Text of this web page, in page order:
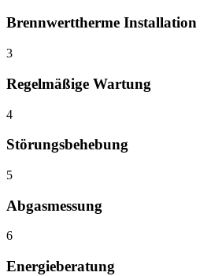
Brennwerttherme Installation
3
Regelmäßige Wartung
4
Störungsbehebung
5
Abgasmessung
6
Energieberatung